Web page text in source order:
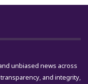
unbiased news across
and integrity,